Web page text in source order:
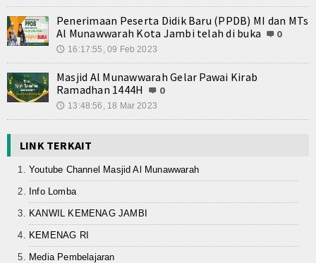
Penerimaan Peserta Didik Baru (PPDB) MI dan MTs
Al Munawwarah Kota Jambi telah di buka
0
🕔 16:17:55, 09 Feb 2023
Masjid Al Munawwarah Gelar Pawai Kirab
Ramadhan 1444H
0
🕔 13:48:56, 18 Mar 2023
LINK TERKAIT
Youtube Channel Masjid Al Munawwarah
Info Lomba
KANWIL KEMENAG JAMBI
KEMENAG RI
Media Pembelajaran